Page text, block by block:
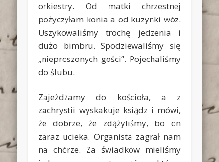
orkiestry. Od matki chrzestnej
pożyczyłam konia a od kuzynki wóz.
Uszykowaliśmy trochę jedzenia i
dużo bimbru. Spodziewaliśmy się
„nieproszonych gości”. Pojechaliśmy
do ślubu.
Zajeżdżamy do kościoła, a z
zachrystii wyskakuje ksiądz i mówi,
że dobrze, że zdążyliśmy, bo on
zaraz ucieka. Organista zagrał nam
na chórze. Za świadków mieliśmy